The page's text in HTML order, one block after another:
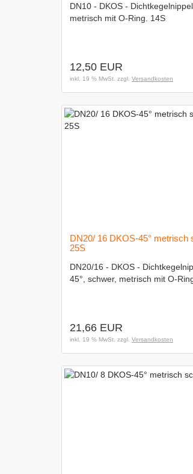
DN10 - DKOS -
metrisch mit O-Ring. 14S
12,50 EUR
inkl. 19 % MwSt. zzgl. Versandkosten
DN20/ 16 DKOS-45° metrisch
25S
DN20/16 - DKOS -
45°, schwer, metrisch mit O-
21,66 EUR
inkl. 19 % MwSt. zzgl. Versandkosten